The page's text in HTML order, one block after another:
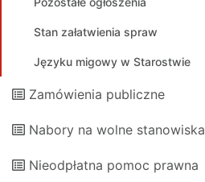
Stan załatwienia spraw
Języku migowy w Starostwie
Zamówienia publiczne
Nabory na wolne stanowiska
Nieodpłatna pomoc prawna